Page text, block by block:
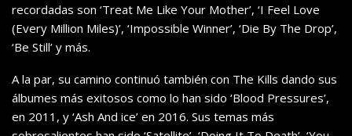
recordadas son ‘Treat Me Like Your Mother’, ‘I Feel Love
(Every Million Miles)’, ‘Impossible Winner’, ‘Die By The Drop’,
‘Be Still’ y más.
A la par, su camino continuó también con The Kills dando sus
álbumes más exitosos como lo han sido ‘Blood Pressures’,
en 2011, y ‘Ash And ice’ en 2016. Sus temas más